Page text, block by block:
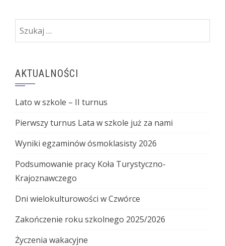
Szukaj:
AKTUALNOŚCI
Lato w szkole – II turnus
Pierwszy turnus Lata w szkole już za nami
Wyniki egzaminów ósmoklasisty 2026
Podsumowanie pracy Koła Turystyczno-
Krajoznawczego
Dni wielokulturowości w Czwórce
Zakończenie roku szkolnego 2025/2026
Życzenia wakacyjne